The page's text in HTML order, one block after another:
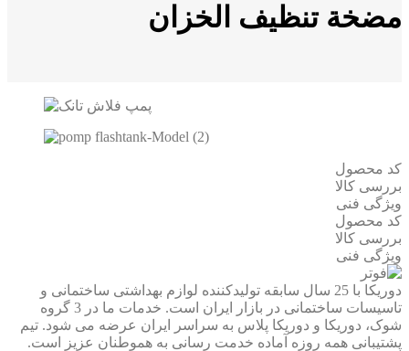
مضخة تنظيف الخزان
کد محصول
بررسی کالا
ویژگی فنی
کد محصول
بررسی کالا
ویژگی فنی
دوریکا با 25 سال سابقه تولیدکننده لوازم بهداشتی ساختمانی و
تاسیسات ساختمانی در بازار ایران است. خدمات ما در 3 گروه
شوک، دوریکا و دوریکا پلاس به سراسر ایران عرضه می شود. تیم
پشتیبانی همه روزه آماده خدمت رسانی به هموطنان عزیز است.